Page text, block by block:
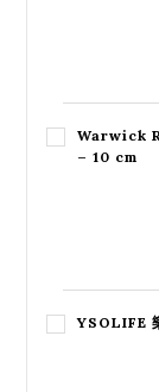
Warwick
– 10 cm
YSOLIFE